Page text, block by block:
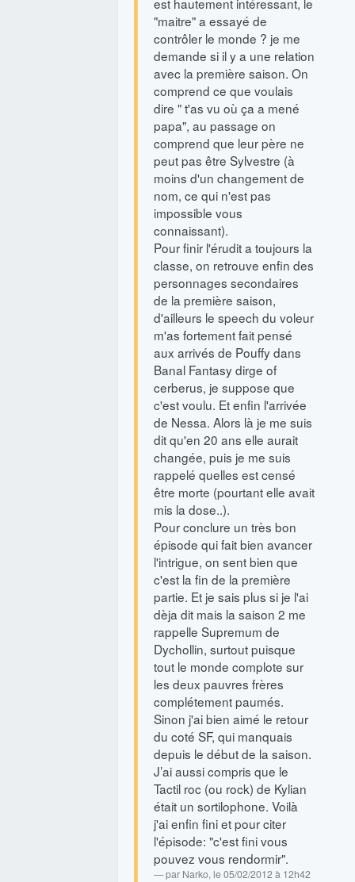
est hautement intéressant, le
"maitre" a essayé de
contrôler le monde ? je me
demande si il y a une relation
avec la première saison. On
comprend ce que voulais
dire " t'as vu où ça a mené
papa", au passage on
comprend que leur père ne
peut pas être Sylvestre (à
moins d'un changement de
nom, ce qui n'est pas
impossible vous
connaissant).
Pour finir l'érudit a toujours la
classe, on retrouve enfin des
personnages secondaires
de la première saison,
d'ailleurs le speech du voleur
m'as fortement fait pensé
aux arrivés de Pouffy dans
Banal Fantasy dirge of
cerberus, je suppose que
c'est voulu. Et enfin l'arrivée
de Nessa. Alors là je me suis
dit qu'en 20 ans elle aurait
changée, puis je me suis
rappelé quelles est censé
être morte (pourtant elle avait
mis la dose..).
Pour conclure un très bon
épisode qui fait bien avancer
l'intrigue, on sent bien que
c'est la fin de la première
partie. Et je sais plus si je l'ai
dèja dit mais la saison 2 me
rappelle Supremum de
Dychollin, surtout puisque
tout le monde complote sur
les deux pauvres frères
complétement paumés.
Sinon j'ai bien aimé le retour
du coté SF, qui manquais
depuis le début de la saison.
J’ai aussi compris que le
Tactil roc (ou rock) de Kylian
était un sortilophone. Voilà
j'ai enfin fini et pour citer
l'épisode: "c'est fini vous
pouvez vous rendormir".
par Narko, le 05/02/2012 à 12h42